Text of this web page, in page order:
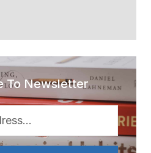
To Newsletter